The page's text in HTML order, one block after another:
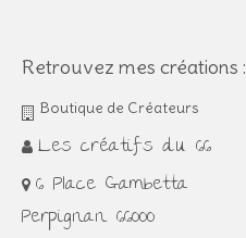
Retrouvez mes créations :
Boutique de Créateurs
Les créatifs du 66
6 Place Gambetta
Perpignan 66000